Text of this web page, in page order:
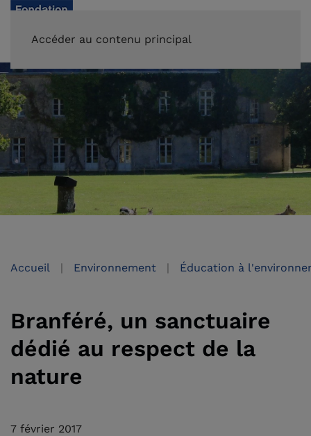
Accéder au contenu principal
Accueil Environnement Éducation à
Branféré, un sanctuaire
dédié au respect de la
nature
7 février 2017